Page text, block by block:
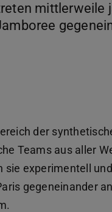
mittlerweile
der
Teams aus aller
sie experimentell
gegeneinander